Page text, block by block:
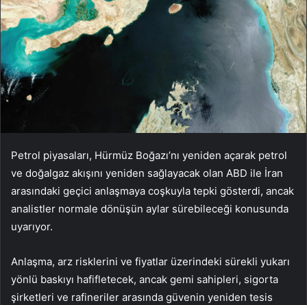
Petrol piyasaları, Hürmüz Boğazı’nı yeniden açarak petrol
ve doğalgaz akışını yeniden sağlayacak olan ABD ile İran
arasındaki geçici anlaşmaya coşkuyla tepki gösterdi, ancak
analistler normale dönüşün aylar sürebileceği konusunda
uyarıyor.
Anlaşma, arz risklerini ve fiyatlar üzerindeki sürekli yukarı
yönlü baskıyı hafifletecek, ancak gemi sahipleri, sigorta
şirketleri ve rafineriler arasında güvenin yeniden tesis